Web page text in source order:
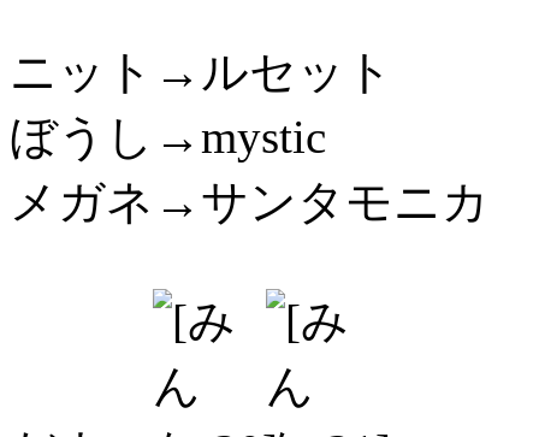
ニット→ルセット
ぼうし→mystic
メガネ→サンタモニカ